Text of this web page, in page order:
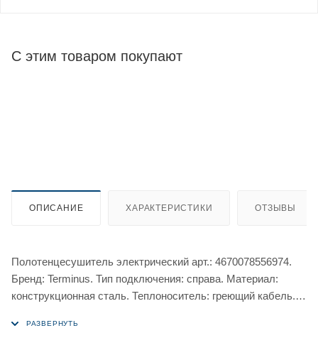
С этим товаром покупают
ОПИСАНИЕ ХАРАКТЕРИСТИКИ ОТЗЫВЫ
Полотенцесушитель электрический арт.: 4670078556974.
Бренд: Terminus. Тип подключения: справа. Материал:
конструкционная сталь. Теплоноситель: греющий кабель.